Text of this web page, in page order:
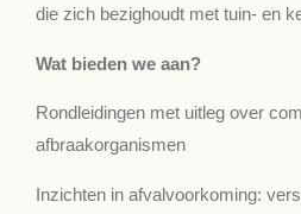
die zich bezighoudt met tuin- en
Wat bieden we aan?
Rondleidingen met uitleg over
afbraakorganismen
Inzichten in afvalvoorkoming: